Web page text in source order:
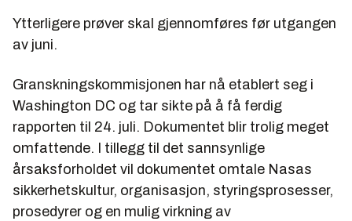
Ytterligere prøver skal gjennomføres før utgangen
av juni.
Granskningskommisjonen har nå etablert seg i
Washington DC og tar sikte på å få ferdig
rapporten til 24. juli. Dokumentet blir trolig meget
omfattende. I tillegg til det sannsynlige
årsaksforholdet vil dokumentet omtale Nasas
sikkerhetskultur, organisasjon, styringsprosesser,
prosedyrer og en mulig virkning av